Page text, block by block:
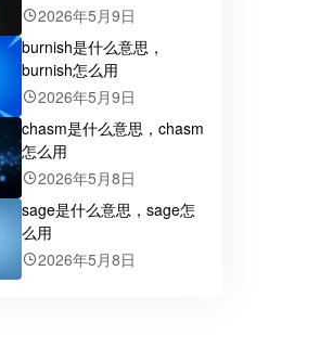
2026年5月9日
burnish是什么意思，
burnish怎么用
2026年5月9日
chasm是什么意思，chasm
怎么用
2026年5月8日
sage是什么意思，sage怎
么用
2026年5月8日